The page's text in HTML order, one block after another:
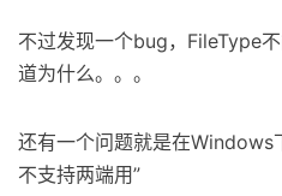
不过发现一个bug，FileType
道为什么。。。
还有一个问题就是在
不支持两端用”